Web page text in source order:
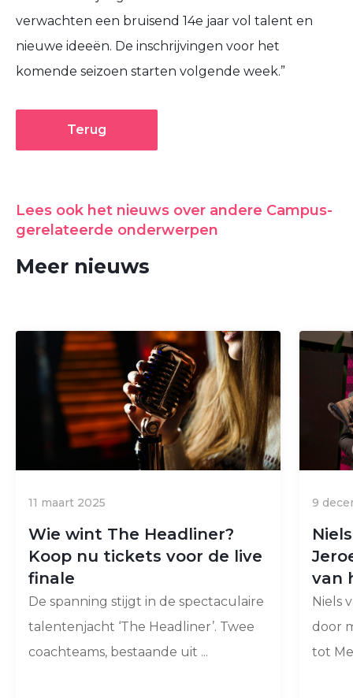
verwachten een bruisend 14e jaar vol talent en
nieuwe ideeën. De inschrijvingen voor het
komende seizoen starten volgende week.”
Terug
Lees ook het nieuws over andere Campus-
gerelateerde onderwerpen
Meer nieuws
11 maart 2025
Wie wint The Headliner?
Koop nu tickets voor de live
finale
De spanning stijgt in de spectaculaire
talentenjacht ‘The Headliner’. Twee
coachteams, bestaande uit ...
9
van
Niels
door
tot